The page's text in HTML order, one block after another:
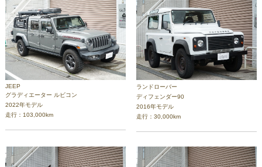
JEEP
グラディエーター ルビコン
2022年モデル
走行：103,000km
ランドローバー
ディフェンダー90
2016年モデル
走行：30,000km